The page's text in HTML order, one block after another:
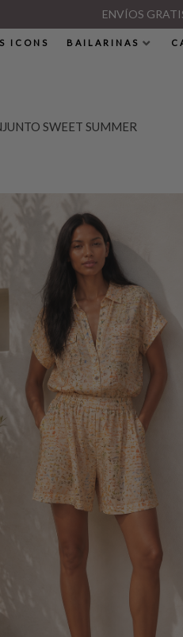
ENVÍOS
ICONS BAILARINAS
SWEET SUMMER